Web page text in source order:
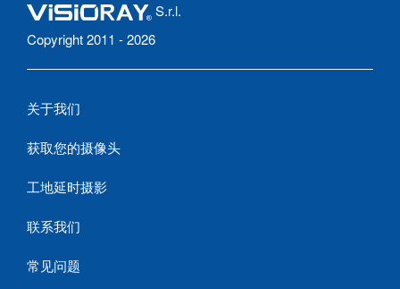
S.r.l.
Copyright 2011 - 2026
关于我们
获取您的摄像头
工地延时摄影
联系我们
常见问题